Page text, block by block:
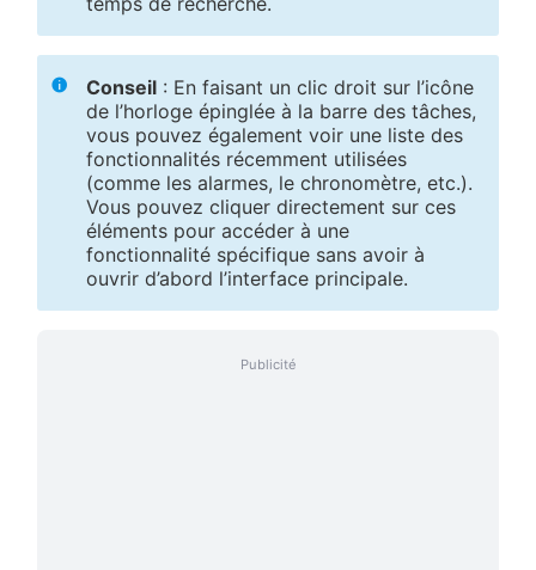
Conseil : En faisant un clic droit sur l’icône
de l’horloge épinglée à la barre des tâches,
vous pouvez également voir une liste des
fonctionnalités récemment utilisées
(comme les alarmes, le chronomètre, etc.).
Vous pouvez cliquer directement sur ces
éléments pour accéder à une
fonctionnalité spécifique sans avoir à
ouvrir d’abord l’interface principale.
Publicité